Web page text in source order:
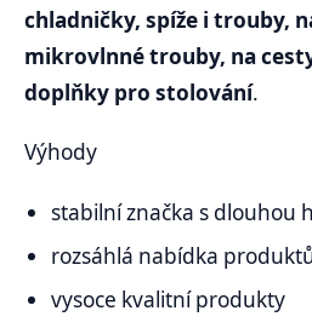
chladničky, spíže i trouby,
mikrovlnné trouby, na
doplňky pro stolování.
Výhody
stabilní značka s dlouhou
rozsáhlá nabídka
vysoce kvalitní produkty